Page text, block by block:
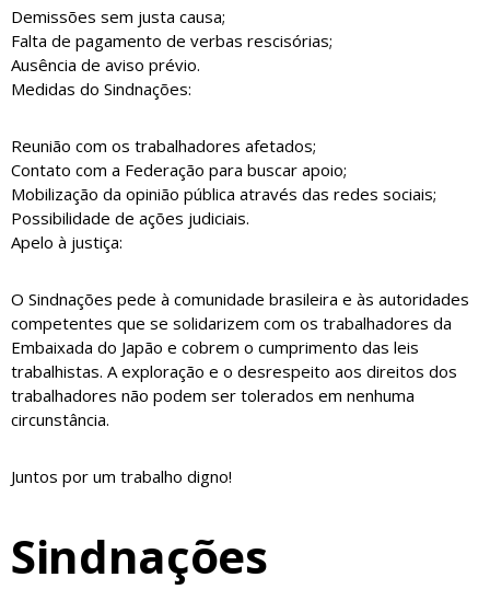
Demissões sem justa causa;
Falta de pagamento de verbas rescisórias;
Ausência de aviso prévio.
Medidas do Sindnações:
Reunião com os trabalhadores afetados;
Contato com a Federação para buscar apoio;
Mobilização da opinião pública através das redes sociais;
Possibilidade de ações judiciais.
Apelo à justiça:
O Sindnações pede à comunidade brasileira e às autoridades
competentes que se solidarizem com os trabalhadores da
Embaixada do Japão e cobrem o cumprimento das leis
trabalhistas. A exploração e o desrespeito aos direitos dos
trabalhadores não podem ser tolerados em nenhuma
circunstância.
Juntos por um trabalho digno!
Sindnações